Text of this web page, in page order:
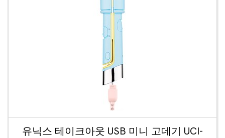
유닉스 테이크아웃 USB 미니 고데기 UCI-